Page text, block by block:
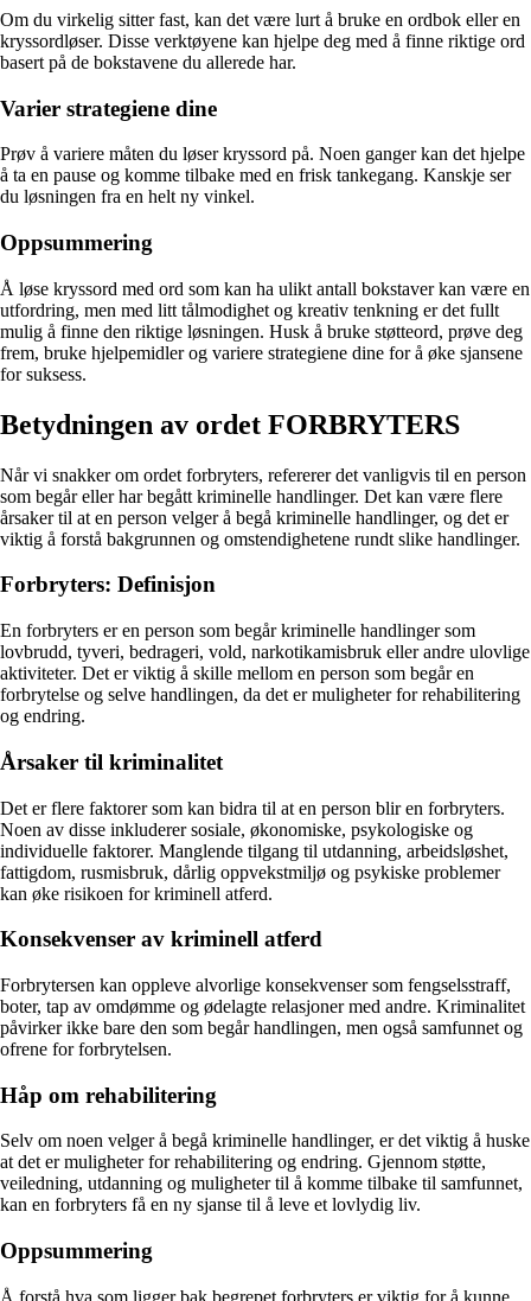
Om du virkelig sitter fast, kan det være lurt å bruke en ordbok eller en
kryssordløser. Disse verktøyene kan hjelpe deg med å finne riktige ord
basert på de bokstavene du allerede har.
Varier strategiene dine
Prøv å variere måten du løser kryssord på. Noen ganger kan det hjelpe
å ta en pause og komme tilbake med en frisk tankegang. Kanskje ser
du løsningen fra en helt ny vinkel.
Oppsummering
Å løse kryssord med ord som kan ha ulikt antall bokstaver kan være en
utfordring, men med litt tålmodighet og kreativ tenkning er det fullt
mulig å finne den riktige løsningen. Husk å bruke støtteord, prøve deg
frem, bruke hjelpemidler og variere strategiene dine for å øke sjansene
for suksess.
Betydningen av ordet FORBRYTERS
Når vi snakker om ordet forbryters, refererer det vanligvis til en person
som begår eller har begått kriminelle handlinger. Det kan være flere
årsaker til at en person velger å begå kriminelle handlinger, og det er
viktig å forstå bakgrunnen og omstendighetene rundt slike handlinger.
Forbryters: Definisjon
En forbryters er en person som begår kriminelle handlinger som
lovbrudd, tyveri, bedrageri, vold, narkotikamisbruk eller andre ulovlige
aktiviteter. Det er viktig å skille mellom en person som begår en
forbrytelse og selve handlingen, da det er muligheter for rehabilitering
og endring.
Årsaker til kriminalitet
Det er flere faktorer som kan bidra til at en person blir en forbryters.
Noen av disse inkluderer sosiale, økonomiske, psykologiske og
individuelle faktorer. Manglende tilgang til utdanning, arbeidsløshet,
fattigdom, rusmisbruk, dårlig oppvekstmiljø og psykiske problemer
kan øke risikoen for kriminell atferd.
Konsekvenser av kriminell atferd
Forbrytersen kan oppleve alvorlige konsekvenser som fengselsstraff,
boter, tap av omdømme og ødelagte relasjoner med andre. Kriminalitet
påvirker ikke bare den som begår handlingen, men også samfunnet og
ofrene for forbrytelsen.
Håp om rehabilitering
Selv om noen velger å begå kriminelle handlinger, er det viktig å huske
at det er muligheter for rehabilitering og endring. Gjennom støtte,
veiledning, utdanning og muligheter til å komme tilbake til samfunnet,
kan en forbryters få en ny sjanse til å leve et lovlydig liv.
Oppsummering
Å forstå hva som ligger bak begrepet forbryters er viktig for å kunne